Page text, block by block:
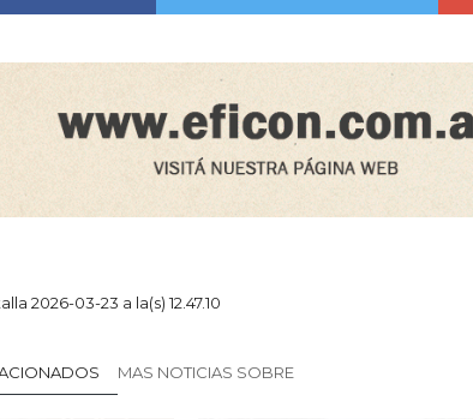
2026-03-23 a la(s) 12.47.10
MAS NOTICIAS SOBRE